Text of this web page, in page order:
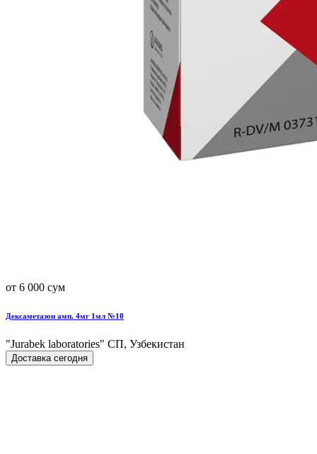
от 6 000 сум
Дексаметазон амп. 4мг 1мл №10
"Jurabek laboratories" СП, Узбекистан
Доставка сегодня